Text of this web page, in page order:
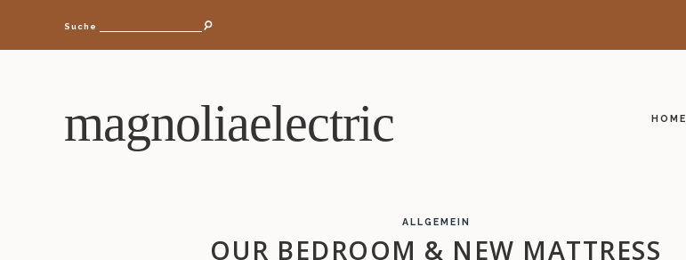
Suche
magnoliaelectric HOME
ALLGEMEIN
OUR BEDROOM & NEW MATTRESS